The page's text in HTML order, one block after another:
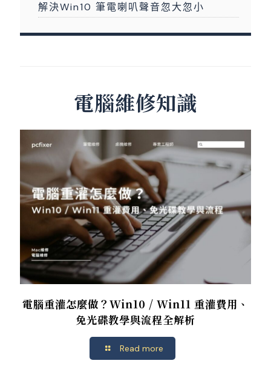
解決Win10 筆電喇叭聲音忽大忽小
電腦維修知識
電腦重灌怎麼做？Win10 / Win11 重灌費用、
免光碟教學與流程全解析
Read more